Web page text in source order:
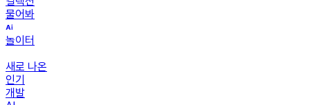
물어봐
놀이터
새로 나온
인기
개발